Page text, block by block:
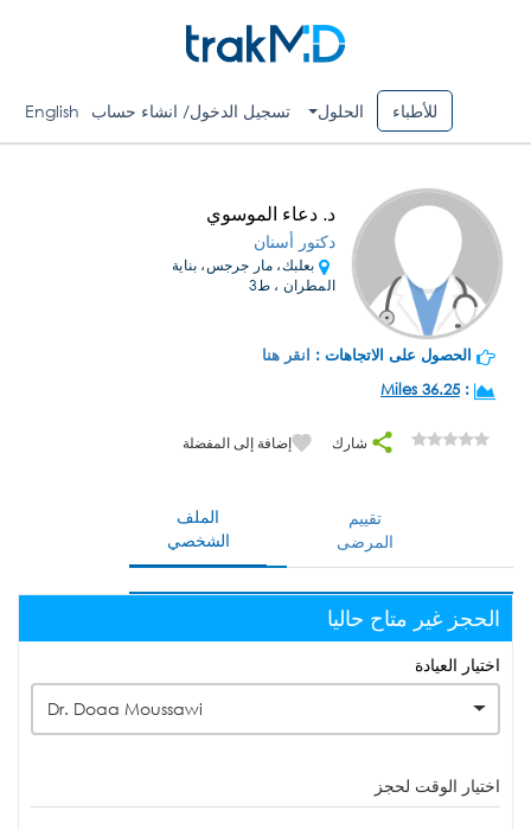
للأطباء الحلول تسجيل الدخول/ انشاء حساب English
د. دعاء الموسوي
دكتور أسنان
بعلبك، مار جرجس، بناية
المطران ، ط3
الحصول على الاتجاهات : انقر هنا
:
36.25 Miles
شارك إضافة إلى المفضلة
الملف
الشخصي
تقييم
المرضى
الحجز غير متاح حاليا
اختيار العيادة
Dr. Doaa Moussawi
اختيار الوقت لحجز